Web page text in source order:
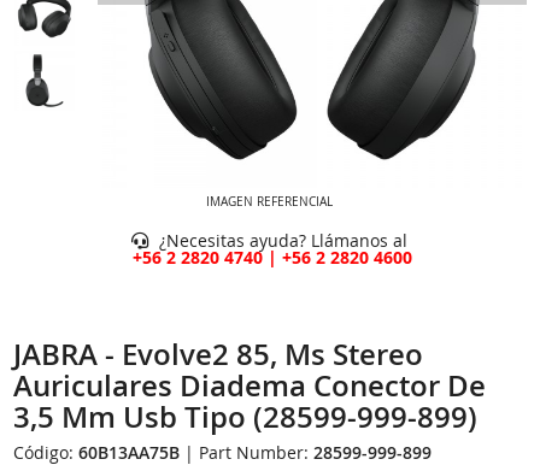
IMAGEN REFERENCIAL
¿Necesitas ayuda? Llámanos al
+56 2 2820 4740 | +56 2 2820 4600
JABRA - Evolve2 85, Ms Stereo
Auriculares Diadema Conector De
3,5 Mm Usb Tipo (28599-999-899)
Código:60B13AA75B | Part Number:28599-999-899